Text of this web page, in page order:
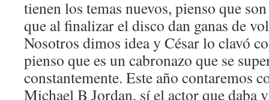
tienen los temas nuevos, pienso que
que al finalizar el disco dan ganas de
Nosotros dimos idea y César lo clavó
pienso que es un cabronazo que se
constantemente. Este año contaremos
Michael B Jordan, sí el actor que daba